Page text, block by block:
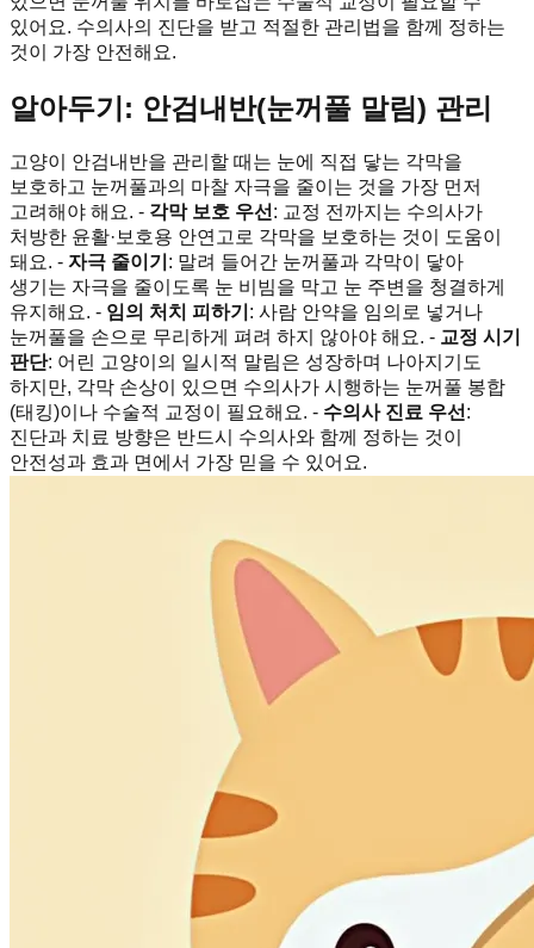
있어요. 수의사의 진단을 받고 적절한 관리법을 함께 정하는
것이 가장 안전해요.
알아두기: 안검내반(눈꺼풀 말림) 관리
고양이 안검내반을 관리할 때는 눈에 직접 닿는 각막을
보호하고 눈꺼풀과의 마찰 자극을 줄이는 것을 가장 먼저
고려해야 해요. - 각막 보호 우선: 교정 전까지는 수의사가
처방한 윤활·보호용 안연고로 각막을 보호하는 것이 도움이
돼요. - 자극 줄이기 : 말려 들어간 눈꺼풀과 각막이 닿아
생기는 자극을 줄이도록 눈 비빔을 막고 눈 주변을 청결하게
유지해요. - 임의 처치 피하기 : 사람 안약을 임의로 넣거나
눈꺼풀을 손으로 무리하게 펴려 하지 않아야 해요. - 교정 시기
판단: 어린 고양이의 일시적 말림은 성장하며 나아지기도
하지만, 각막 손상이 있으면 수의사가 시행하는 눈꺼풀 봉합
(태킹)이나 수술적 교정이 필요해요. - 수의사 진료 우선:
진단과 치료 방향은 반드시 수의사와 함께 정하는 것이
안전성과 효과 면에서 가장 믿을 수 있어요.